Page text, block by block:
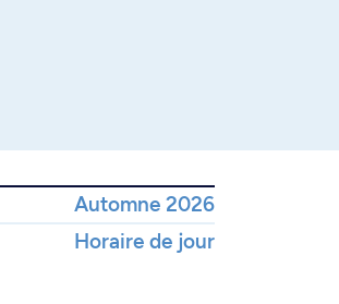
Automne 2026
Horaire de jour